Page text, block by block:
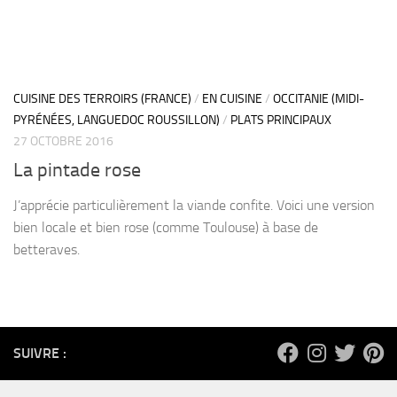
CUISINE DES TERROIRS (FRANCE) / EN CUISINE / OCCITANIE (MIDI-
PYRÉNÉES, LANGUEDOC ROUSSILLON) / PLATS PRINCIPAUX
27 OCTOBRE 2016
La pintade rose
J’apprécie particulièrement la viande confite. Voici une version
bien locale et bien rose (comme Toulouse) à base de
betteraves.
SUIVRE :